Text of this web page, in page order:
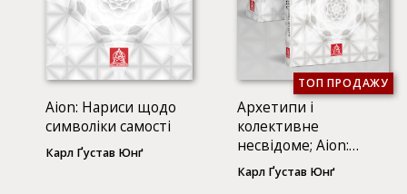
Аion: Нариси щодо
символіки самості
Карл Ґустав Юнґ
ТОП ПРОДАЖУ
Архетипи і
колективне
несвідоме; Аion:
Нариси щодо
символіки самості (2
Карл Ґустав Юнґ